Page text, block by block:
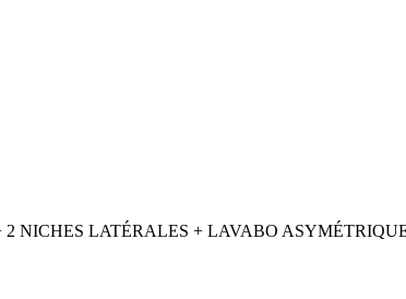
NICHES LATÉRALES + LAVABO